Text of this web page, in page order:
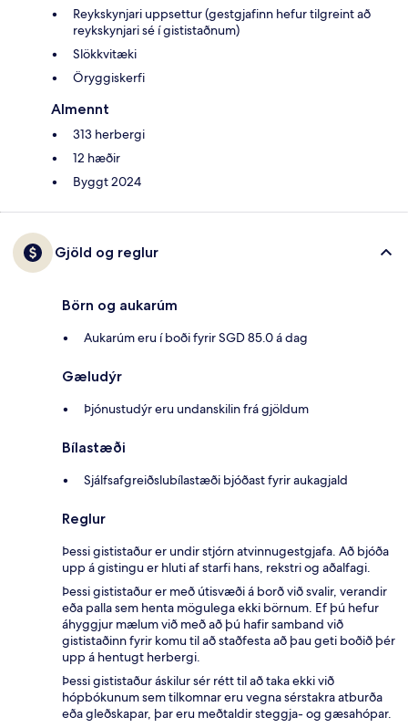
Reykskynjari uppsettur (gestgjafinn hefur tilgreint að
reykskynjari sé í gististaðnum)
Slökkvitæki
Öryggiskerfi
Almennt
313 herbergi
12 hæðir
Byggt 2024
Gjöld og reglur
Börn og aukarúm
Aukarúm eru í boði fyrir SGD 85.0 á dag
Gæludýr
Þjónustudýr eru undanskilin frá gjöldum
Bílastæði
Sjálfsafgreiðslubílastæði bjóðast fyrir aukagjald
Reglur
Þessi gististaður er undir stjórn atvinnugestgjafa. Að bjóða
upp á gistingu er hluti af starfi hans, rekstri og aðalfagi.
Þessi gististaður er með útisvæði á borð við svalir, verandir
eða palla sem henta mögulega ekki börnum. Ef þú hefur
áhyggjur mælum við með að þú hafir samband við
gististaðinn fyrir komu til að staðfesta að þau geti boðið þér
upp á hentugt herbergi.
Þessi gististaður áskilur sér rétt til að taka ekki við
hópbókunum sem tilkomnar eru vegna sérstakra atburða
eða gleðskapar, þar eru meðtaldir steggja- og gæsahópar.